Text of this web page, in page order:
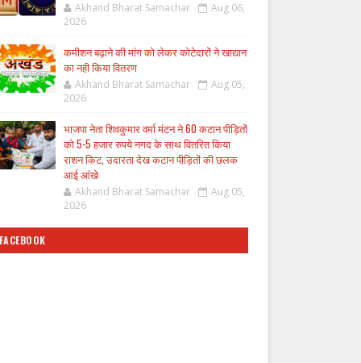
Akhand Bharat Samachar
Aug 06,
2026
कमीशन बढ़ाने की मांग को लेकर कोटेदारों ने खाद्यान
का नही किया वितरण
Akhand Bharat Samachar
Aug 05,
2026
भाजपा नेता शिवकुमार वर्मा मंटन ने 60 कटान पीड़ितों
को 5-5 हजार रुपये नगद के साथ वितरित किया
राशन किट, उदारता देख कटान पीड़ितों की छलक
आई आंखे
Akhand Bharat Samachar
Aug 05,
2026
FACEBOOK